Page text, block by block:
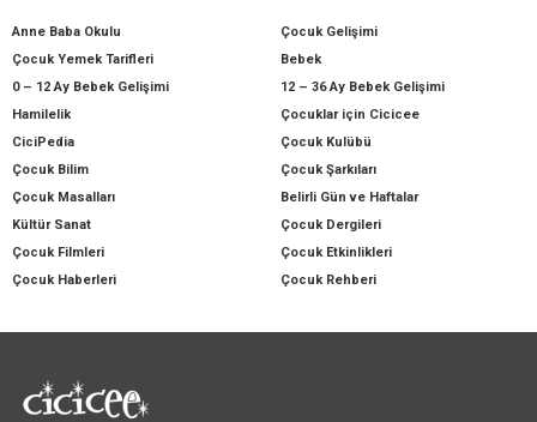
Anne Baba Okulu
Çocuk Gelişimi
Çocuk Yemek Tarifleri
Bebek
0 – 12 Ay Bebek Gelişimi
12 – 36 Ay Bebek Gelişimi
Hamilelik
Çocuklar için Cicicee
CiciPedia
Çocuk Kulübü
Çocuk Bilim
Çocuk Şarkıları
Çocuk Masalları
Belirli Gün ve Haftalar
Kültür Sanat
Çocuk Dergileri
Çocuk Filmleri
Çocuk Etkinlikleri
Çocuk Haberleri
Çocuk Rehberi